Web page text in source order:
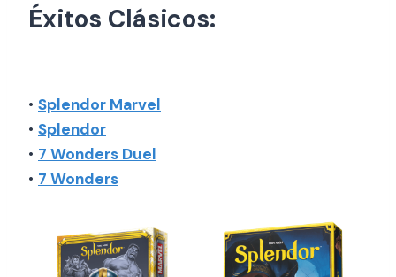
Éxitos Clásicos:
• Splendor Marvel
• Splendor
• 7 Wonders Duel
• 7 Wonders